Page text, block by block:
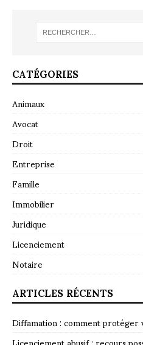
CATÉGORIES
Animaux
Avocat
Droit
Entreprise
Famille
Immobilier
Juridique
Licenciement
Notaire
ARTICLES RÉCENTS
Diffamation : comment